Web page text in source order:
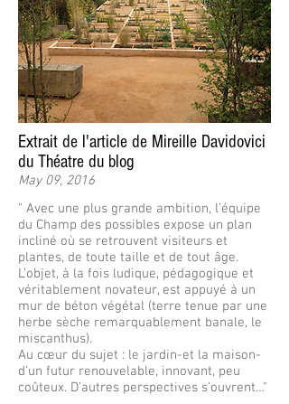
Extrait de l'article de Mireille Davidovici
du Théatre du blog
May 09, 2016
" Avec une plus grande ambition, l’équipe
du Champ des possibles expose un plan
incliné où se retrouvent visiteurs et
plantes, de toute taille et de tout âge.
L’objet, à la fois ludique, pédagogique et
véritablement novateur, est appuyé à un
mur de béton végétal (terre tenue par une
herbe sèche remarquablement banale, le
miscanthus).
Au cœur du sujet : le jardin-et la maison-
d’un futur renouvelable, innovant, peu
coûteux. D’autres perspectives s’ouvrent…"